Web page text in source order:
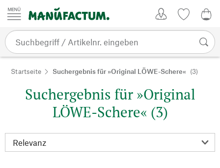
Zum Inhalt springen
Startseite Suchergebnis für »Original LÖWE-Schere« (3)
Suchergebnis für »Original
LÖWE-Schere« (3)